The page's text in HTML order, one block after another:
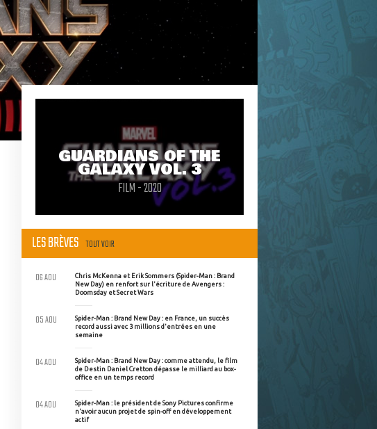
GUARDIANS OF THE
GALAXY VOL. 3
FILM - 2020
LES BRÈVES TOUT VOIR
Chris McKenna et Erik Sommers (Spider-Man : Brand
New Day) en renfort sur l'écriture de Avengers :
Doomsday et Secret Wars
06 AOU
Spider-Man : Brand New Day : en France, un succès
record aussi avec 3 millions d'entrées en une
semaine
05 AOU
Spider-Man : Brand New Day : comme attendu, le film
de Destin Daniel Cretton dépasse le milliard au box-
office en un temps record
04 AOU
Spider-Man : le président de Sony Pictures confirme
n'avoir aucun projet de spin-off en développement
actif
04 AOU